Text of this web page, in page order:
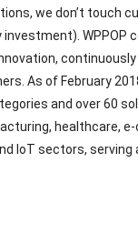
, we don’t touch
investment). WPPOP
,
As of February
and over60
, healthcare, e-
IoT sectors, serving